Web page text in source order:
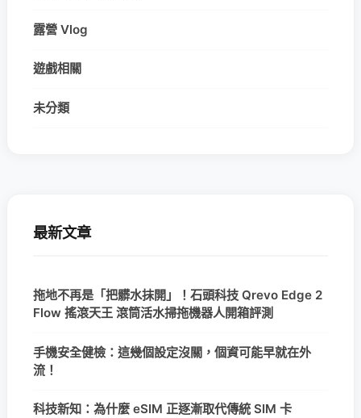
露營 Vlog
遊戲相關
未分類
最新文章
拖地不再是「把髒水抹開」！石頭科技 Qrevo Edge 2
Flow 搖滾天王 滾筒活水掃拖機器人開箱評測
手機安全健檢：這幾個設定沒關，個資可能早就在外
流！
科技新知：為什麼 eSIM 正逐漸取代傳統 SIM 卡